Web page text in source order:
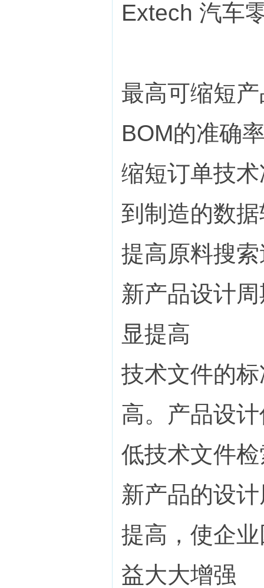
Extech 汽车
最高可缩短
BOM的准确
缩短订单技
到制造的数
提高原料搜
新产品设计
显提高
技术文件的
高。产品设
低技术文件
新产品的设
提高，使企
益大大增强